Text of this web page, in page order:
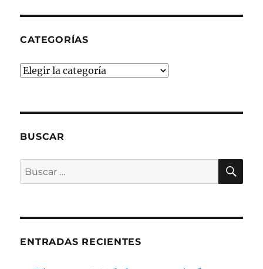
CATEGORÍAS
Categorías
BUSCAR
Buscar
por:
ENTRADAS RECIENTES